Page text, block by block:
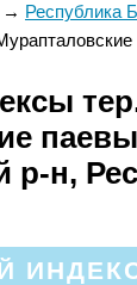
→ Республика
р-н,